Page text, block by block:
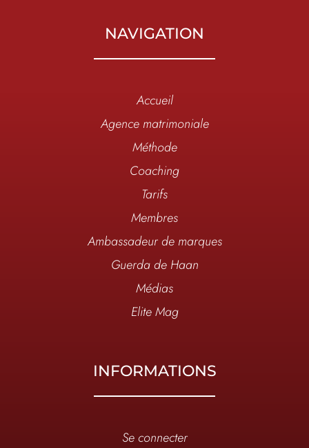
NAVIGATION
Accueil
Agence matrimoniale
Méthode
Coaching
Tarifs
Membres
Ambassadeur de marques
Guerda de Haan
Médias
Elite Mag
INFORMATIONS
Se connecter